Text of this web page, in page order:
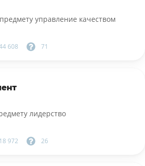
управление качеством
608 71
лидерство
972 26